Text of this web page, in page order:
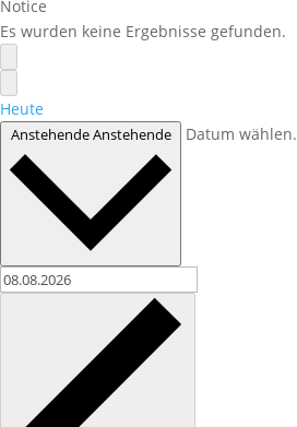
Notice
Es wurden keine Ergebnisse gefunden.
Heute
AnstehendeAnstehende Datum wählen.